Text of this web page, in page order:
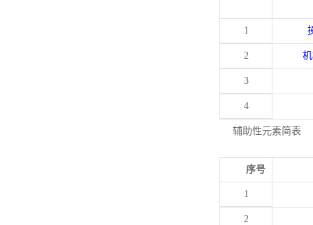
1
2
3
4
辅助性元素简表
序号
1
2